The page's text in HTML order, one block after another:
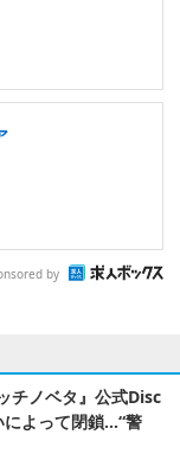
by
チノベタ』公式Disc
よって閉鎖…“警